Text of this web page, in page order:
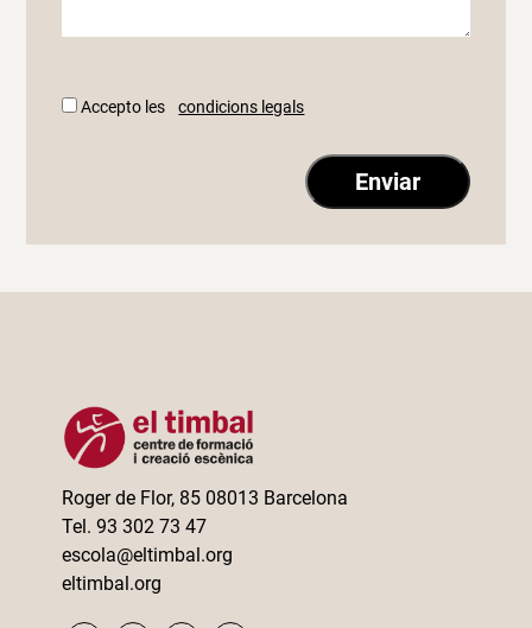
Accepto les condicions legals
Roger de Flor, 85 08013 Barcelona
Tel. 93 302 73 47
escola@eltimbal.org
eltimbal.org